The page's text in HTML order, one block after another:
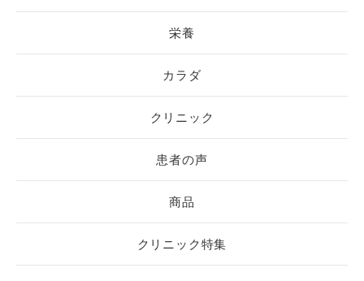
栄養
カラダ
クリニック
患者の声
商品
クリニック特集